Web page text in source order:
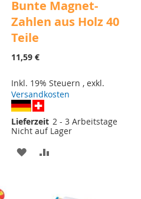
Bunte Magnet-
Zahlen aus Holz 40
Teile
11,59 €
Inkl. 19% Steuern ,exkl.
Versandkosten
Lieferzeit 2 - 3 Arbeitstage
Nicht auf Lager
ZUR